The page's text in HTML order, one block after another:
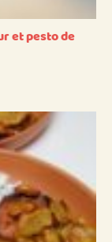
et pesto de